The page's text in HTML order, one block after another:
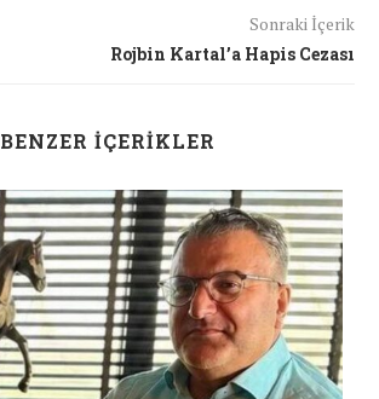
Sonraki İçerik
Rojbin Kartal’a Hapis Cezası
BENZER İÇERIKLER